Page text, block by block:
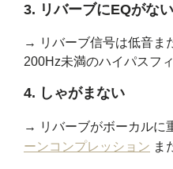
3. リバーブにEQがない
→ リバーブ信号は低音ま
200Hz未満のハイパスフ
4. しゃがまない
→ リバーブがボーカルに
ーンコンプレッション ま